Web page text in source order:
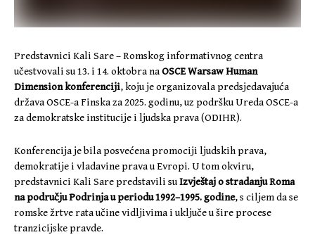
Predstavnici Kali Sare – Romskog informativnog centra
učestvovali su 13. i 14. oktobra naOSCE Warsaw Human
Dimension konferenciji, koju je organizovala predsjedavajuća
država OSCE-a Finska za 2025. godinu, uz podršku Ureda OSCE-a
za demokratske institucije i ljudska prava (ODIHR).
Konferencija je bila posvećena promociji ljudskih prava,
demokratije i vladavine prava u Evropi. U tom okviru,
predstavnici Kali Sare predstavili suIzvještaj o stradanju Roma
na području Podrinja u periodu 1992–1995. godine, s ciljem da se
romske žrtve rata učine vidljivima i uključe u šire procese
tranzicijske pravde.